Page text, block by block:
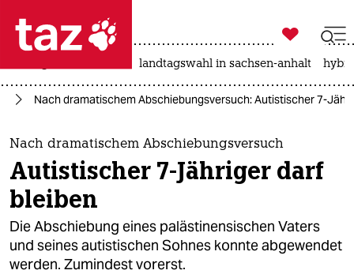
 taz zahl ich
taz zahl ich
themen
politik
öko
gesellschaft

taz zahl ich
landtagswahl in sachsen-anhalt
Nach dramatischem Abschiebungsversuch: Autistischer 7-
Nach dramatischem Abschiebungsversuch
Autistischer 7-Jähriger darf
bleiben
Die Abschiebung eines palästinensischen Vaters
und seines autistischen Sohnes konnte abgewendet
werden. Zumindest vorerst.